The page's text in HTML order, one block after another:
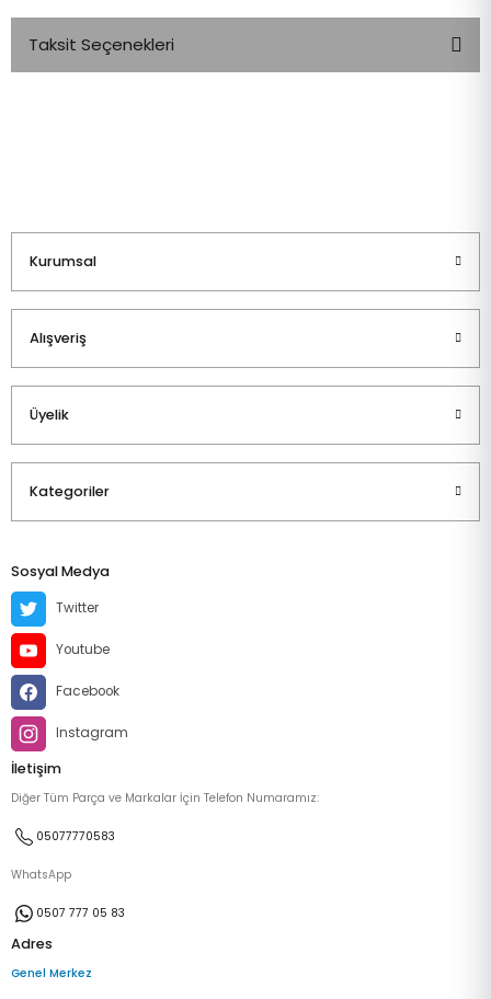
Taksit Seçenekleri
Kurumsal
Alışveriş
Üyelik
Kategoriler
Sosyal Medya
Twitter
Youtube
Facebook
Instagram
İletişim
Diğer Tüm Parça ve Markalar İçin Telefon Numaramız:
05077770583
WhatsApp
0507 777 05 83
Adres
Genel Merkez